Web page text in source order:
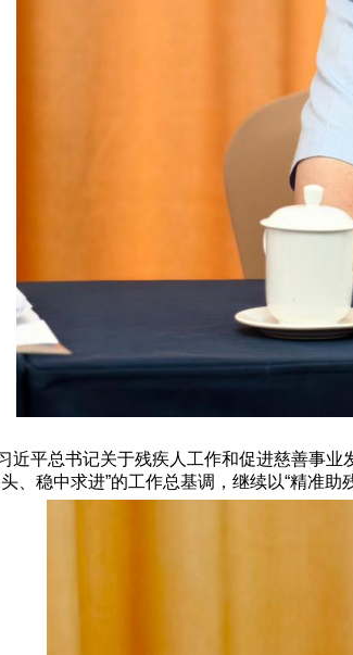
近平总书记关于残疾人工作和促进慈善事
、稳中求进”的工作总基调，继续以“精准